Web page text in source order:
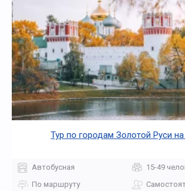
Тур по городам Золотой Руси
Автобусная
15-49
По маршруту